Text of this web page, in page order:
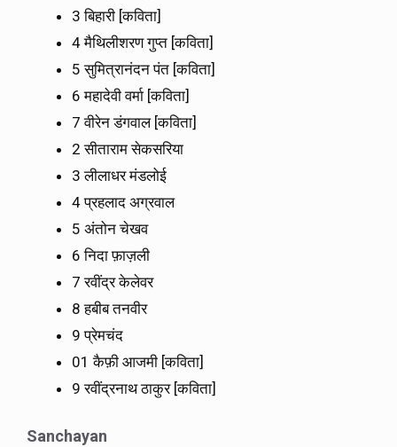
3 बिहारी [कविता]
4 मैथिलीशरण गुप्त [कविता]
5 सुमित्रानंदन पंत [कविता]
6 महादेवी वर्मा [कविता]
7 वीरेन डंगवाल [कविता]
2 सीताराम सेकसरिया
3 लीलाधर मंडलोई
4 प्रहलाद अग्रवाल
5 अंतोन चेखव
6 निदा फ़ाज़ली
7 रवींद्र केलेवर
8 हबीब तनवीर
9 प्रेमचंद
01 कैफ़ी आजमी [कविता]
9 रवींद्रनाथ ठाकुर [कविता]
Sanchayan